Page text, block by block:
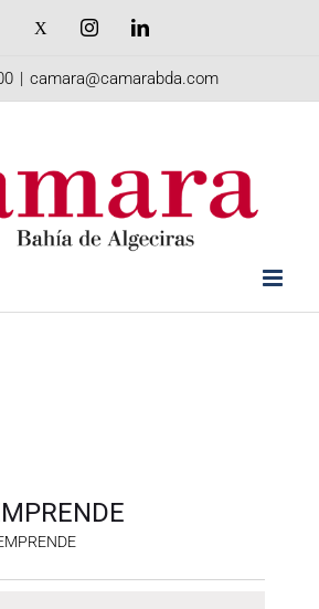
Facebook InstagramLinkedIn
| camara@camarabda.com